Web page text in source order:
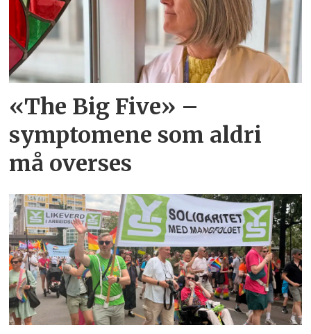
«The Big Five» –
symptomene som aldri
må overses